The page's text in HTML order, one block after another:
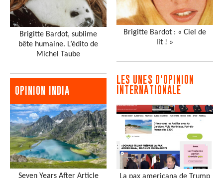
Brigitte Bardot, sublime
bête humaine. L’édito de
Michel Taube
OPINION INDIA
Seven Years After Article
Brigitte Bardot : « Ciel de
lit ! »
LES UNES D'OPINION
INTERNATIONALE